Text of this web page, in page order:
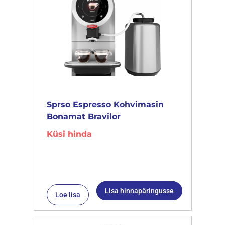
Sprso Espresso Kohvimasin
Bonamat Bravilor
Küsi hinda
Loe lisa Lisa hinnapäringusse